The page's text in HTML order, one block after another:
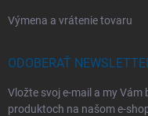
Výmena a vrátenie tovaru
ODOBERAŤ
Vložte svoj e-mail a my
produktoch na našom e-